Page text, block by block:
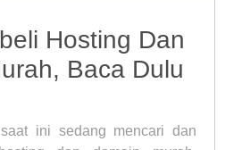
Hosting Dan
Baca Dulu
ini sedang mencari dan